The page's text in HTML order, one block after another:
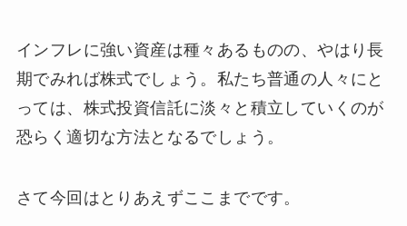
インフレに強い資産は種々あるものの、やはり長
期でみれば株式でしょう。私たち普通の人々にと
っては、株式投資信託に淡々と積立していくのが
恐らく適切な方法となるでしょう。
さて今回はとりあえずここまでです。